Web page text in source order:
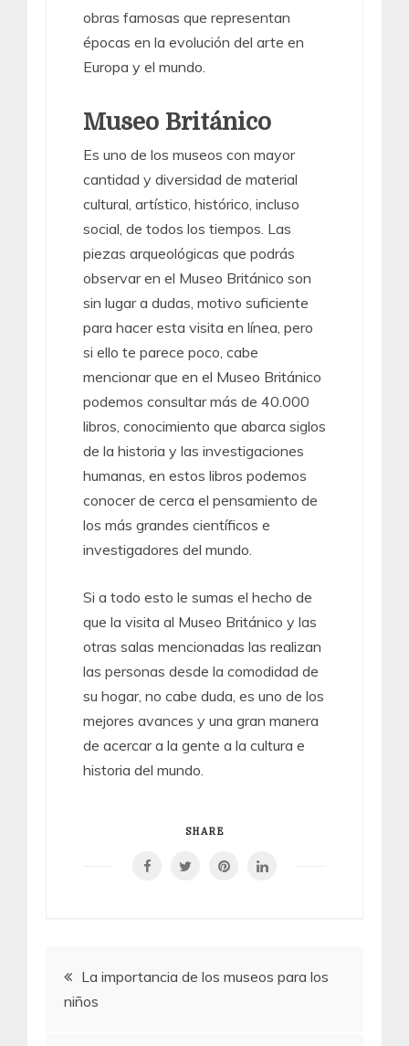
obras famosas que representan
épocas en la evolución del arte en
Europa y el mundo.
Museo Británico
Es uno de los museos con mayor
cantidad y diversidad de material
cultural, artístico, histórico, incluso
social, de todos los tiempos. Las
piezas arqueológicas que podrás
observar en el Museo Británico son
sin lugar a dudas, motivo suficiente
para hacer esta visita en línea, pero
si ello te parece poco, cabe
mencionar que en el Museo Británico
podemos consultar más de 40.000
libros, conocimiento que abarca siglos
de la historia y las investigaciones
humanas, en estos libros podemos
conocer de cerca el pensamiento de
los más grandes científicos e
investigadores del mundo.
Si a todo esto le sumas el hecho de
que la visita al Museo Británico y las
otras salas mencionadas las realizan
las personas desde la comodidad de
su hogar, no cabe duda, es uno de los
mejores avances y una gran manera
de acercar a la gente a la cultura e
historia del mundo.
SHARE
Navegación
La importancia de los museos para los
niños